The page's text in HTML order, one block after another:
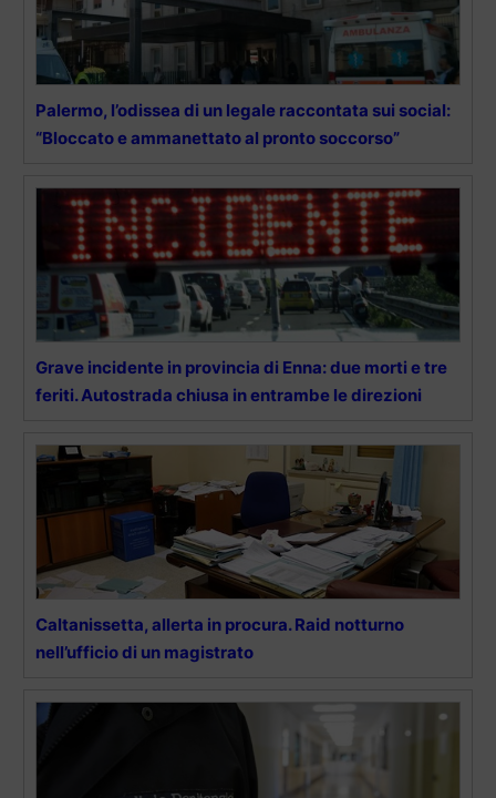
Palermo, l’odissea di un legale raccontata sui social:
“Bloccato e ammanettato al pronto soccorso”
Grave incidente in provincia di Enna: due morti e tre
feriti. Autostrada chiusa in entrambe le direzioni
Caltanissetta, allerta in procura. Raid notturno
nell’ufficio di un magistrato